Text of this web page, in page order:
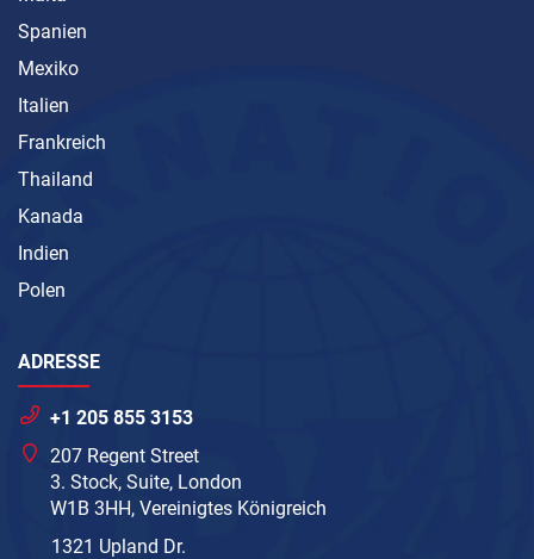
Spanien
Mexiko
Italien
Frankreich
Thailand
Kanada
Indien
Polen
ADRESSE
+1 205 855 3153
207 Regent Street
3. Stock, Suite, London
W1B 3HH, Vereinigtes Königreich
1321 Upland Dr.